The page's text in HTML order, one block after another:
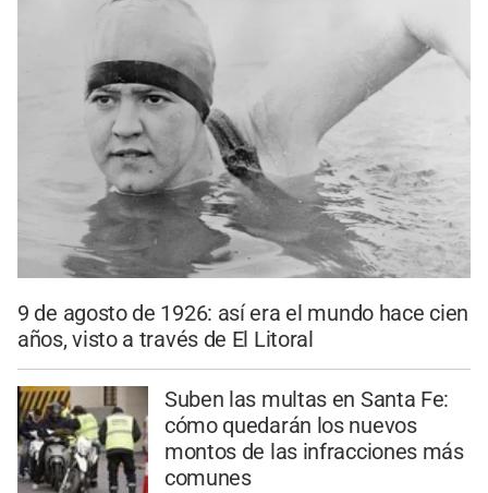
9 de agosto de 1926: así era el mundo hace cien
años, visto a través de El Litoral
Suben las multas en Santa Fe:
cómo quedarán los nuevos
montos de las infracciones más
comunes